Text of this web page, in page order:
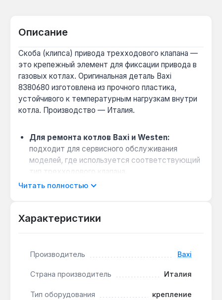
Описание
Скоба (клипса) привода трехходового клапана —
это крепежный элемент для фиксации привода в
газовых котлах. Оригинальная деталь Baxi
8380680 изготовлена из прочного пластика,
устойчивого к температурным нагрузкам внутри
котла. Производство — Италия.
Для ремонта котлов Baxi и Westen:
подходит для сервисного обслуживания
моделей, где используется соответствующий
тип трехходового клапана.
Простая замена без регулировок:
поврежденной детали.
корректное переключение клапана под
Эта запчасть предназначена для технического
Читать полностью
Характеристики
Производитель Baxi
Страна производитель Италия
Тип оборудования крепление